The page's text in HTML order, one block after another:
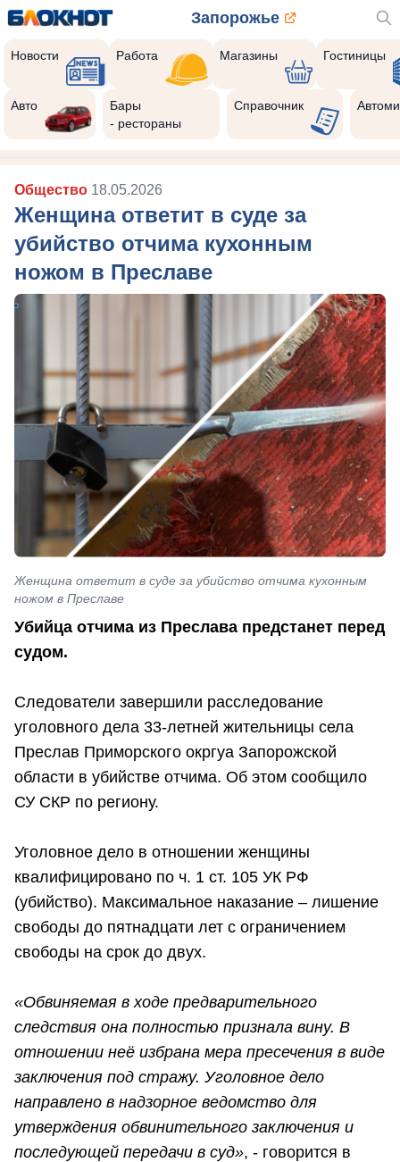
Запорожье
Новости Работа Магазины Гостиницы
Авто
Бары
- рестораны
Справочник
Общество 18.05.2026
Женщина ответит в суде за
убийство отчима кухонным
ножом в Преславе
Женщина ответит в суде за убийство отчима кухонным
ножом в Преславе
Убийца отчима из Преслава предстанет перед
судом.
Следователи завершили расследование
уголовного дела 33‑летней жительницы села
Преслав Приморского окргуа Запорожской
области в убийстве отчима. Об этом сообщило
СУ СКР по региону.
Уголовное дело в отношении женщины
квалифицировано по ч. 1 ст. 105 УК РФ
(убийство). Максимальное наказание – лишение
свободы до пятнадцати лет с ограничением
свободы на срок до двух.
«Обвиняемая в ходе предварительного
следствия она полностью признала вину. В
отношении неё избрана мера пресечения в виде
заключения под стражу. Уголовное дело
направлено в надзорное ведомство для
утверждения обвинительного заключения и
последующей передачи в суд», - говорится в